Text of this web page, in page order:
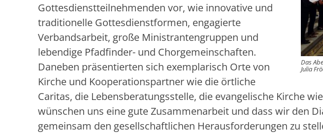
Das
Julia
Gottesdienstteilnehmenden vor, wie innovative und
traditionelle Gottesdienstformen, engagierte
Verbandsarbeit, große Ministrantengruppen und
lebendige Pfadfinder- und Chorgemeinschaften.
Daneben präsentierten sich exemplarisch Orte von
Kirche und Kooperationspartner wie die örtliche
Caritas, die Lebensberatungsstelle, die evangelische Kirche
wünschen uns eine gute Zusammenarbeit und dass wir den
gemeinsam den gesellschaftlichen Herausforderungen zu